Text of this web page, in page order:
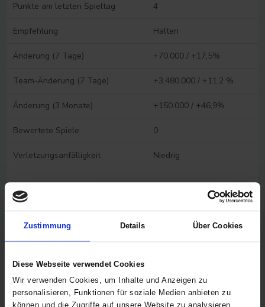
Zustimmung Details Über Cookies
Diese Webseite verwendet Cookies
Wir verwenden Cookies, um Inhalte und Anzeigen zu
personalisieren, Funktionen für soziale Medien anbieten zu
können und die Zugriffe auf unsere Website zu analysieren.
Punkte am letzten Spieltag 4
Empfehlung Halten
Änderung (7 Tage) +70.000 / +17,5%
Team-Änderung (7 Tage) +3.480.000 / +11,2 %
Änderung (3 Monate) +150.000 / +46,9%
Bewertete Spiele 0
Verletzungsanfälligkeit Niedrig